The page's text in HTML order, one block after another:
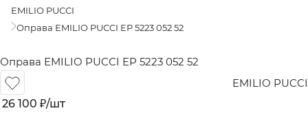
EMILIO PUCCI
Оправа EMILIO PUCCI EP 5223 052 52
Оправа EMILIO PUCCI EP 5223 052 52
EMILIO PUCCI
26 100 ₽/шт